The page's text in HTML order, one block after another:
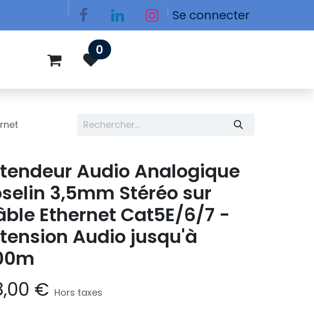
Se connecter
0
Audio Analogique
3,5mm Stéréo sur
Ethernet Cat5E/6/7 -
Audio jusqu'à
€ Hors taxes